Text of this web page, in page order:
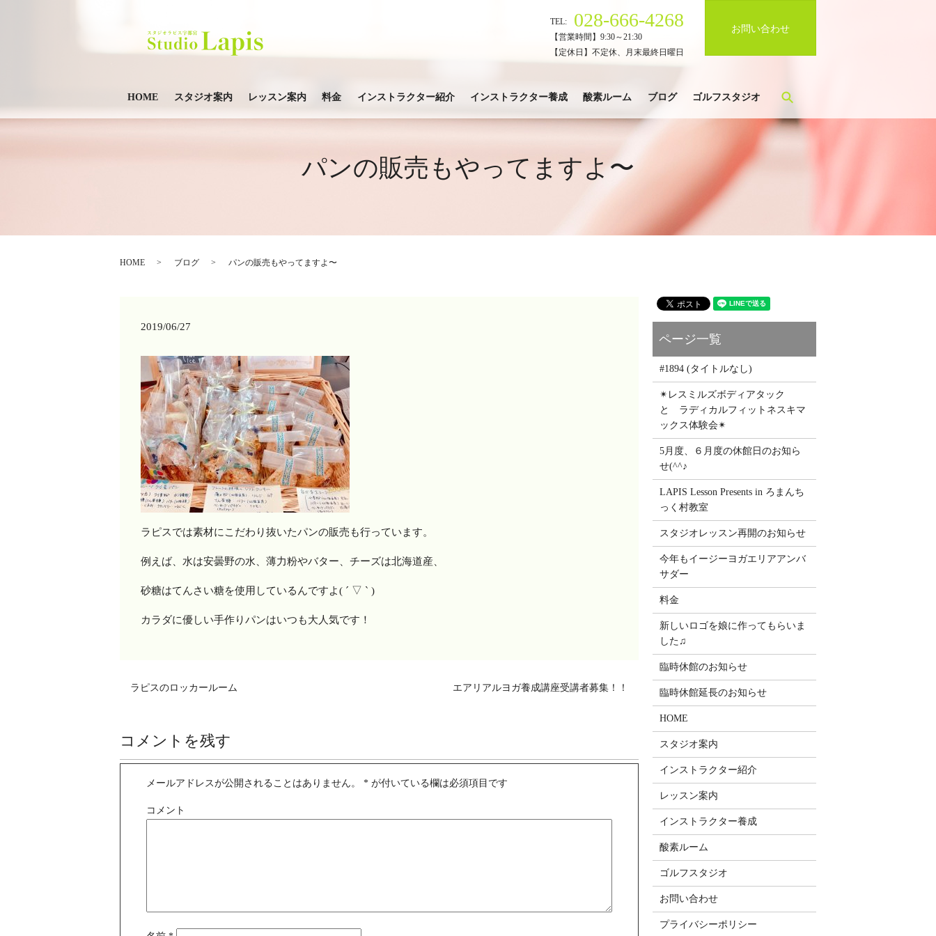
TEL: 028-666-4268
【営業時間】9:30～21:30
【定休日】不定休、月末最終日曜日
お問い合わせ
HOME スタジオ案内 レッスン案内 料金 インストラクター紹介 インストラクター養成 酸素ルーム ブログ ゴルフスタジオ
パンの販売もやってますよ〜
HOME ブログ パンの販売もやってますよ〜
2019/06/27
ラピスでは素材にこだわり抜いたパンの販売も行っています。
例えば、水は安曇野の水、薄力粉やバター、チーズは北海道産、
砂糖はてんさい糖を使用しているんですよ( ´ ▽ ` )
カラダに優しい手作りパンはいつも大人気です！
ラピスのロッカールーム エアリアルヨガ養成講座受講者募集！！
コメントを残す
メールアドレスが公開されることはありません。 * が付いている欄は必須項目です
コメント
#1894 (タイトルなし)
✴レスミルズボディアタック
と ラディカルフィットネスキマ
ックス体験会✴
5月度、６月度の休館日のお知ら
せ(^^♪
LAPIS Lesson Presents in ろまんち
っく村教室
スタジオレッスン再開のお知らせ
今年もイージーヨガエリアアンバ
サダー
料金
新しいロゴを娘に作ってもらいま
した♫
臨時休館のお知らせ
臨時休館延長のお知らせ
HOME
スタジオ案内
インストラクター紹介
レッスン案内
インストラクター養成
酸素ルーム
ゴルフスタジオ
お問い合わせ
プライバシーポリシー